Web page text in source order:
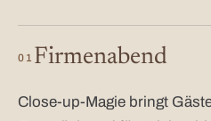
01 Firmenabend
Close-up-Magie bringt